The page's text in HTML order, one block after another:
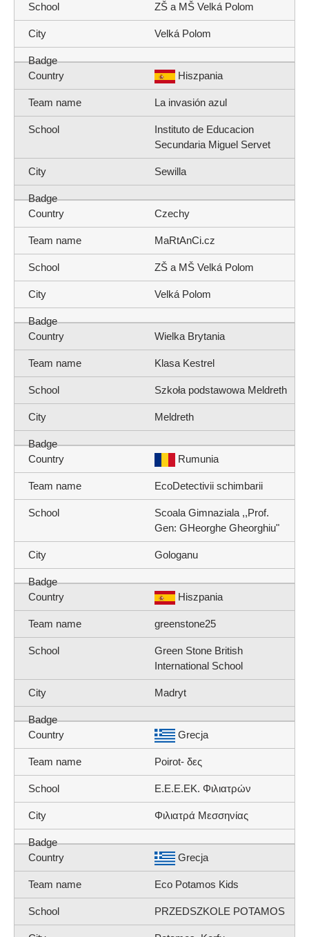
ZŠ a MŠ Velká Polom
Velká Polom
Hiszpania
La invasión azul
Instituto de Educacion
Secundaria Miguel Servet
Sewilla
Czechy
MaRtAnCi.cz
ZŠ a MŠ Velká Polom
Velká Polom
Wielka Brytania
Klasa Kestrel
Szkoła podstawowa Meldreth
Meldreth
Rumunia
EcoDetectivii schimbarii
Scoala Gimnaziala ,,Prof.
Gen: GHeorghe Gheorghiu"
Gologanu
Hiszpania
greenstone25
Green Stone British
International School
Madryt
Grecja
Poirot- δες
Ε.Ε.Ε.ΕΚ. Φιλιατρών
Φιλιατρά Μεσσηνίας
Grecja
Eco Potamos Kids
PRZEDSZKOLE POTAMOS